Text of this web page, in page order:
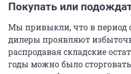
Покупать или
Мы привыкли, что в период
дилеры проявляют
распродавая складские
годы можно было